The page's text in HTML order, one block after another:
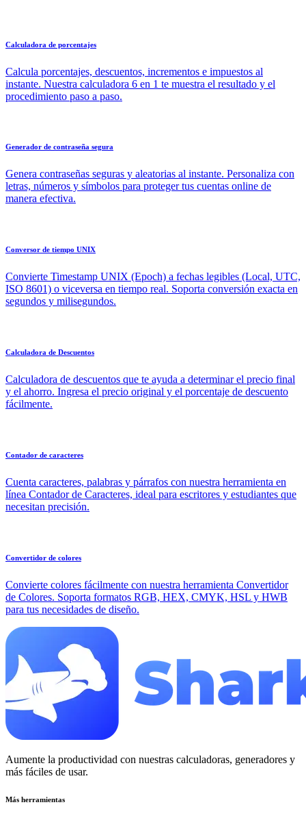
Calculadora de porcentajes
Calcula porcentajes, descuentos, incrementos e impuestos al
instante. Nuestra calculadora 6 en 1 te muestra el resultado y el
procedimiento paso a paso.
Generador de contraseña segura
Genera contraseñas seguras y aleatorias al instante. Personaliza con
letras, números y símbolos para proteger tus cuentas online de
manera efectiva.
Conversor de tiempo UNIX
Convierte Timestamp UNIX (Epoch) a fechas legibles (Local, UTC,
ISO 8601) o viceversa en tiempo real. Soporta conversión exacta en
segundos y milisegundos.
Calculadora de Descuentos
Calculadora de descuentos que te ayuda a determinar el precio final
y el ahorro. Ingresa el precio original y el porcentaje de descuento
fácilmente.
Contador de caracteres
Cuenta caracteres, palabras y párrafos con nuestra herramienta en
línea Contador de Caracteres, ideal para escritores y estudiantes que
necesitan precisión.
Convertidor de colores
Convierte colores fácilmente con nuestra herramienta Convertidor
de Colores. Soporta formatos RGB, HEX, CMYK, HSL y HWB
para tus necesidades de diseño.
Aumente la productividad con nuestras calculadoras, generadores y
más fáciles de usar.
Más herramientas